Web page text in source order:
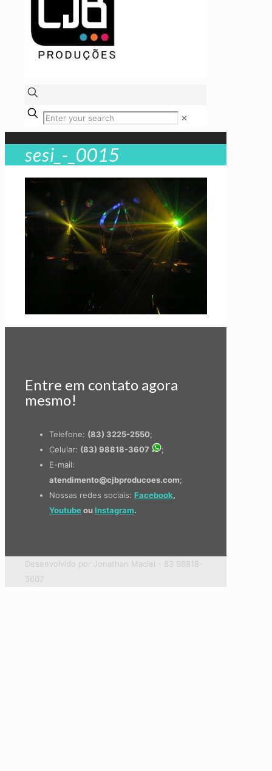
✕
sesi_-_0015
Entre em contato agora
mesmo!
Telefone: (83) 3225-2550;
Celular: (83) 98818-3607
;
E-mail:
atendimento@cjbproducoes.com;
Nossas redes sociais: Facebook,
Youtubeou Instagram.
Desenvolvido por Jonathan Maciel - 83 98818-
3607